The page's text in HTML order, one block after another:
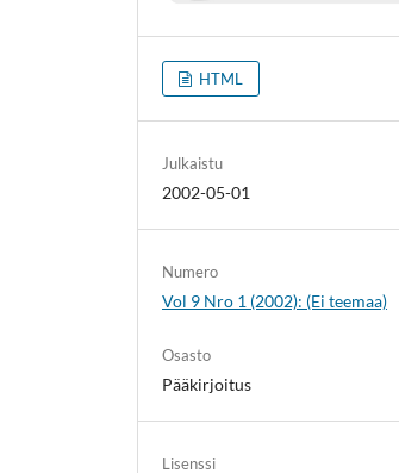
HTML
Julkaistu
2002-05-01
Numero
Vol 9 Nro 1 (2002): (Ei teemaa)
Osasto
Pääkirjoitus
Lisenssi